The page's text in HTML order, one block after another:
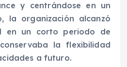
y centrándose en un
la organización alcanzó
en un corto periodo de
la flexibilidad
a futuro.